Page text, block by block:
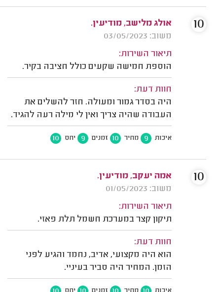
אולג מלישב, מודיעין.
משוב: 03/05/2023
תיאור השירות:
הוספת חמישה שקעים כולל חציבה בקיר.
חוות דעת:
היה בסדר גמור ומעולה. חזר להשלים את
העבודה שהיה צריך ואין לי מילה רעה להגיד.
איכות 9 מחיר 10 זמנים 9 יחס 10
10
אמה יעקב, מודיעין.
משוב: 01/05/2023
תיאור השירות:
תיקון קצר במערכת חשמל תלת פאזי.
חוות דעת:
הוא היה מקצועי, אדיב, נחמד והגיע לפני
הזמן. המחיר היה סביר בעיניי.
10